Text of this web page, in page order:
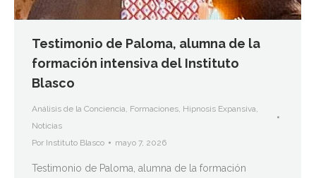
Testimonio de Paloma, alumna de la
formación intensiva del Instituto
Blasco
Análisis de la Conciencia, Formaciones, Hipnosis Expansiva,
Noticias
Por Instituto Blasco mayo 7, 2026
Testimonio de Paloma, alumna de la formación